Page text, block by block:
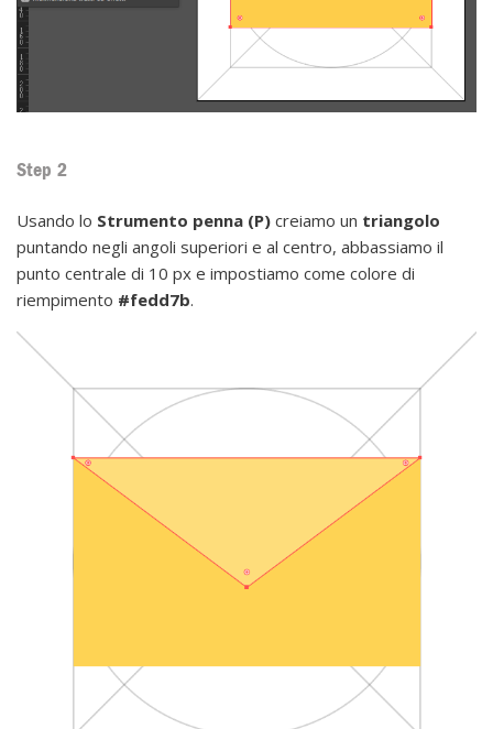
Step 2
Usando lo Strumento penna (P) creiamo un triangolo
puntando negli angoli superiori e al centro, abbassiamo il
punto centrale di 10 px e impostiamo come colore di
riempimento #fedd7b.